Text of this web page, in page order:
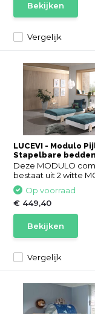
Vergelijk
Bekijken
LUCEVI - Modulo
Stapelbare
Deze MODULO
bestaat uit 2 witte
Vergelijk
Op voorraad
€ 449,40
Bekijken